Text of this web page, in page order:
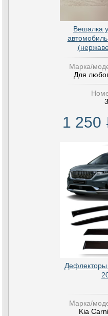
Вешалка
Марка/
Для
1 250
Дефлекторы
Марка/
Kia